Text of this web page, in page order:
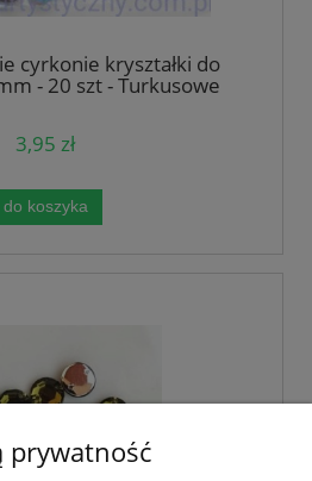
cyrkonie kryształki do
- 20 szt - Turkusowe
3,95 zł
do koszyka
prywatność